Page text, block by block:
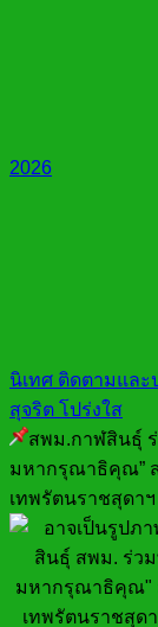
2026
นิเทศ ติดตามและ
สุจริต โปร่งใส
สพม.กาฬสินธุ์
มหากรุณาธิคุณ” ส
เทพรัตนราชสุดา